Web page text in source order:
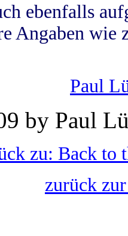
ebenfalls
Angaben wie
Paul
by Paul
zu: Back to
zurück